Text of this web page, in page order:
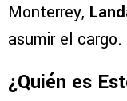
Monterrey,
asumir el cargo.
¿Quién es